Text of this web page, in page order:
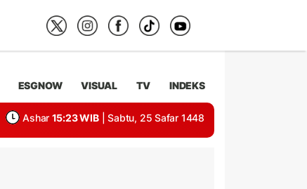
ESGNOW VISUAL TV INDEKS
Ashar 15:23 WIB | Sabtu, 25 Safar 1448